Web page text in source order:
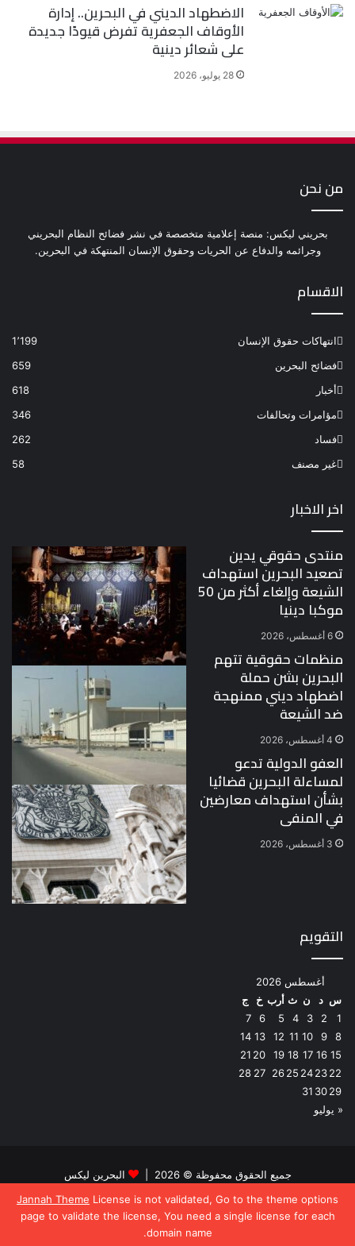
Jannah Theme License is not validated, Go to the theme options
page to validate the license, You need a single license for each
domain name.
الاضطهاد الديني في البحرين.. إدارة
الأوقاف الجعفرية تفرض قيودًا جديدة
على شعائر دينية
28 يوليو، 2026
من نحن
بحريني ليكس: منصة إعلامية متخصصة في نشر فضائح النظام البحريني
وجرائمه والدفاع عن الحريات وحقوق الإنسان المنتهكة في البحرين.
الاقسام
انتهاكات حقوق الإنسان
1٬199
فضائح البحرين
659
أخبار
618
مؤامرات وتحالفات
346
فساد
262
غير مصنف
58
اخر الاخبار
منتدى حقوقي يدين
تصعيد البحرين استهداف
الشيعة وإلغاء أكثر من 50
موكبا دينيا
6 أغسطس، 2026
منظمات حقوقية تتهم
البحرين بشن حملة
اضطهاد ديني ممنهجة
ضد الشيعة
4 أغسطس، 2026
العفو الدولية تدعو
لمساءلة البحرين قضائيا
بشأن استهداف معارضين
في المنفى
3 أغسطس، 2026
التقويم
أغسطس 2026
س د ن ث أرب خ
ج
1
2
3
4
5
6
7
8
9
10
11
12
13
14
15
16
17
18
19
20
21
22
23
24
25
26
27
28
29
30
31
« يوليو
جميع الحقوق محفوظة © 2026 | البحرين ليكس
فيسبوكتويتر